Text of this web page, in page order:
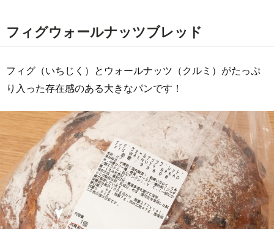
フィグウォールナッツブレッド
フィグ（いちじく）とウォールナッツ（クルミ）がたっぷ
り入った存在感のある大きなパンです！